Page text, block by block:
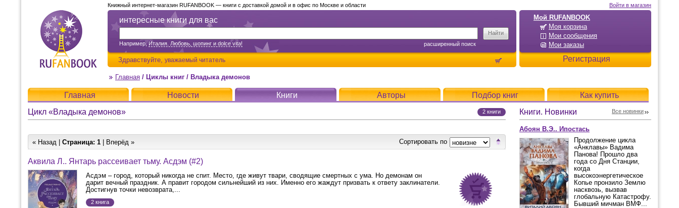
Мой RUFANBOOK
Моя корзина
Мои сообщения
Мои заказы
Регистрация
Войти в магазин
интересные книги для вас
Например,Италия. Любовь, шопинг и dolce vita! расширенный поиск
Здравствуйте, уважаемый читатель
Книжный интернет-магазин RUFANBOOK — книги с доставкой домой и в офис по Москве и области
Главная / Циклы книг / Владыка демонов
Главная Новости Книги Авторы Подбор книг
Как купить
Цикл «Владыка демонов»
2 книги
« Назад | Страница: 1 | Вперёд » Сортировать по
Аквила Л.. Янтарь рассеивает тьму. Асдэм (#2)
Асдэм – город, который никогда не спит. Место, где живут твари, сводящие смертных с ума. Но демонам он
дарит вечный праздник. А правит городом сильнейший из них. Именно его жаждут призвать к ответу заклинатели.
Достигнув точки невозврата,...
2 книга
Книги. Новинки Все новинки
Абоян В.Э.. Ипостась
Продолжение цикла
«Анклавы» Вадима
Панова! Прошло два
года со Дня Станции,
когда
высокоэнергетическое
Копье пронзило Землю
насквозь, вызвав
глобальную Катастрофу.
Бывший мичман ВМФ...